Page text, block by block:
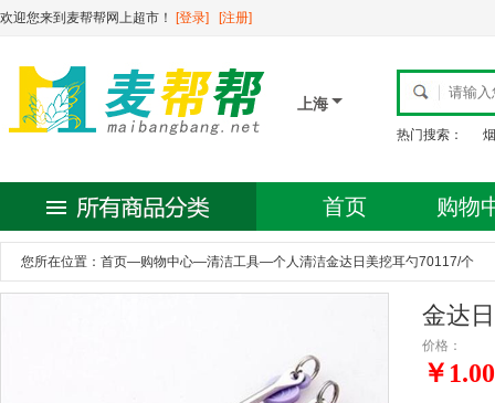
欢迎您来到麦帮帮网上超市！ [登录] [注册]
上海
热门搜索： 烟
首页 购物
您所在位置： 首页—购物中心—清洁工具—个人清洁金达日美挖耳勺70117/个
金达
价格：
￥1.00